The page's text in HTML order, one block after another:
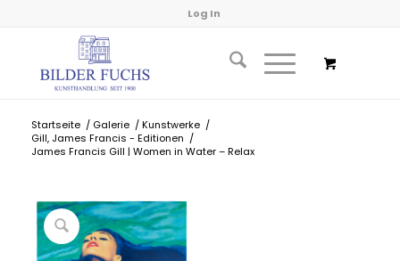
Log In
Startseite / Galerie / Kunstwerke /
Gill, James Francis - Editionen /
James Francis Gill | Women in Water – Relax